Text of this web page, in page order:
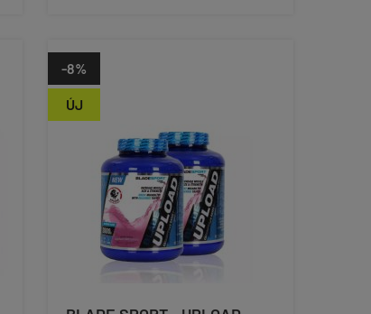
ÚJ
-8%